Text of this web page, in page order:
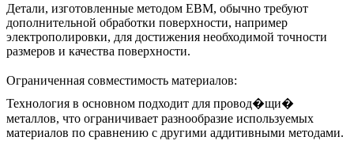
Детали, изготовленные методом EBM, обычно требуют
дополнительной обработки поверхности, например
электрополировки, для достижения необходимой точности
размеров и качества поверхности.
Ограниченная совместимость материалов:
Технология в основном подходит для провод�щи�
металлов, что ограничивает разнообразие используемых
материалов по сравнению с другими аддитивными методами.